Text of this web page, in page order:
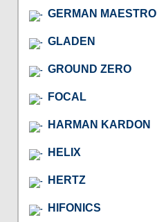
GERMAN MAESTRO
GLADEN
GROUND ZERO
FOCAL
HARMAN KARDON
HELIX
HERTZ
HIFONICS